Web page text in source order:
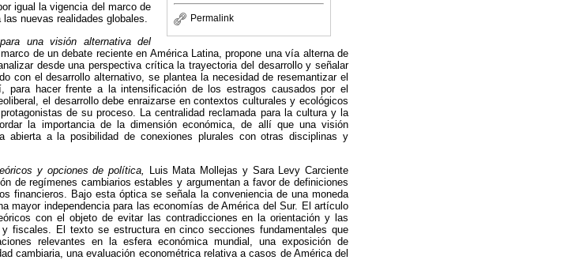
Permalink
igual la vigencia del marco de
nuevas realidades globales.
una visión alternativa del
de un debate reciente en América Latina, propone una vía alterna de
desde una perspectiva crítica la trayectoria del desarrollo y señalar
con el desarrollo alternativo, se plantea la necesidad de resemantizar el
para hacer frente a la intensificación de los estragos causados por el
el desarrollo debe enraizarse en contextos culturales y ecológicos
de su proceso. La centralidad reclamada para la cultura y la
la importancia de la dimensión económica, de allí que una visión
abierta a la posibilidad de conexiones plurales con otras disciplinas y
y opciones de política,
Luis Mata Mollejas y Sara Levy Carciente
de regímenes cambiarios estables y argumentan a favor de definiciones
financieros. Bajo esta óptica se señala la conveniencia de una moneda
mayor independencia para las economías de América del Sur. El artículo
con el objeto de evitar las contradicciones en la orientación y las
fiscales. El texto se estructura en cinco secciones fundamentales que
relevantes en la esfera económica mundial, una exposición de
cambiaria, una evaluación econométrica relativa a casos de América del